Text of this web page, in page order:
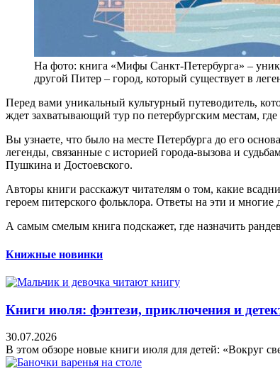
На фото: книга «Мифы Санкт-Петербурга» –
другой Питер – город, который существует в
Перед вами уникальный культурный путеводитель,
ждет захватывающий тур по петербургским местам,
Вы узнаете, что было на месте Петербурга до его
легенды, связанные с историей города-вызова и
Пушкина и Достоевского.
Авторы книги расскажут читателям о том, какие
героем питерского фольклора. Ответы на эти и
А самым смелым книга подскажет, где назначить
Книжные новинки
Книги июля: фэнтези, приключения и
30.07.2026
В этом обзоре новые книги июля для детей: «Вокруг